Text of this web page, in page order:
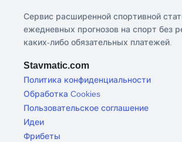
Сервис расширенной спортивной
ежедневных прогнозов на спорт без
каких-либо обязательных платежей.
Stavmatic.com
Политика конфиденциальности
Обработка Cookies
Пользовательское соглашение
Идеи
Фрибеты